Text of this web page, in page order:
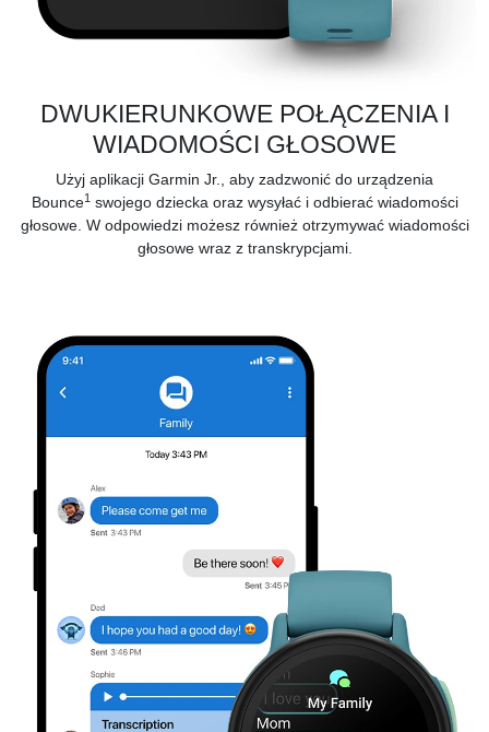
DWUKIERUNKOWE POŁĄCZENIA I
WIADOMOŚCI GŁOSOWE
Użyj aplikacji Garmin Jr., aby zadzwonić do urządzenia
Bounce1 swojego dziecka oraz wysyłać i odbierać wiadomości
głosowe. W odpowiedzi możesz również otrzymywać wiadomości
głosowe wraz z transkrypcjami.